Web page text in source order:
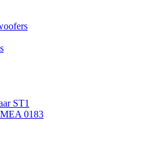
ST1
0183